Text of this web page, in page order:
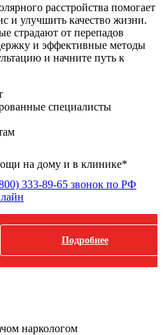
расстройства помогает
и улучшить качество жизни.
страдают от перепадов
и эффективные методы
и начните путь к
специалисты
на дому и в клинике*
333-89-65 звонок по РФ
Подробнее
наркологом